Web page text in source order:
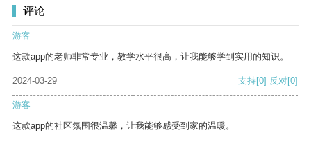
评论
游客
这款app的老师非常专业，教学水平很高，让我能够学到实用的知识。
2024-03-29 支持[0] 反对[0]
游客
这款app的社区氛围很温馨，让我能够感受到家的温暖。